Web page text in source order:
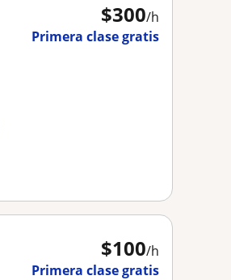
$300/h
Primera clase gratis
$100/h
Primera clase gratis